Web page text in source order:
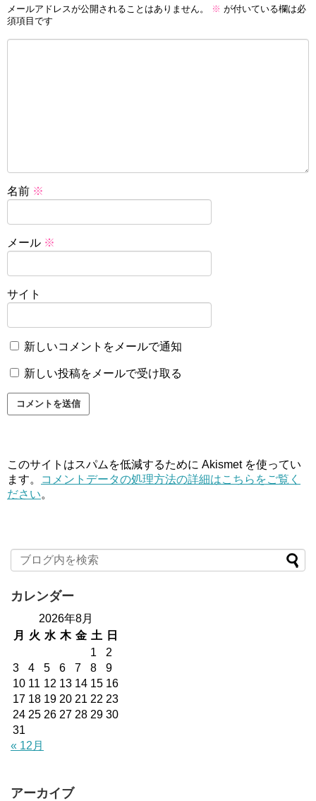
メールアドレスが公開されることはありません。 ※ が付いている欄は必
須項目です
名前 ※
メール ※
サイト
新しいコメントをメールで通知
新しい投稿をメールで受け取る
このサイトはスパムを低減するために Akismet を使ってい
ます。
コメントデータの処理方法の詳細はこちらをご覧く
ださい。
カレンダー
2026年8月
月
火 水 木 金 土
日
1
2
3
4 5 6 7 8
9
10 11 12 13 14 15 16
17 18 19 20 21 22 23
24 25 26 27 28 29 30
31
« 12月
アーカイブ